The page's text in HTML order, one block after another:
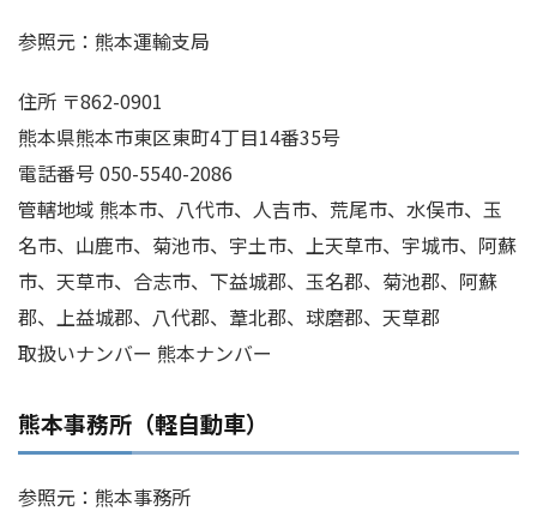
参照元：熊本運輸支局
住所 〒862-0901
熊本県熊本市東区東町4丁目14番35号
電話番号 050-5540-2086
管轄地域 熊本市、八代市、人吉市、荒尾市、水俣市、玉
名市、山鹿市、菊池市、宇土市、上天草市、宇城市、阿蘇
市、天草市、合志市、下益城郡、玉名郡、菊池郡、阿蘇
郡、上益城郡、八代郡、葦北郡、球磨郡、天草郡
取扱いナンバー 熊本ナンバー
熊本事務所（軽自動車）
参照元：熊本事務所